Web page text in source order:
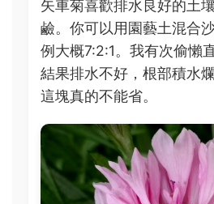
矢車菊喜歡排水良好的土
鹼。你可以用園藝土混合
例大概7:2:1。我有次偷懶
結果排水不好，根部積水
這塊真的不能省。